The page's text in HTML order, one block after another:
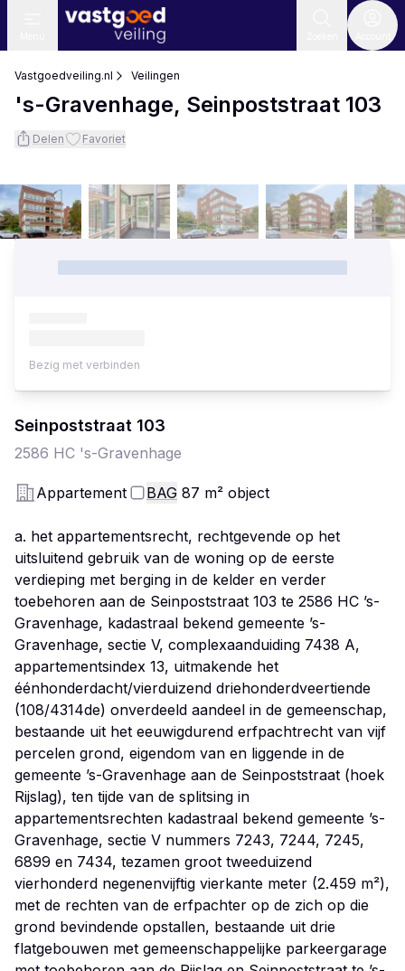
Vastgoedveiling.nl Veilingen
's-Gravenhage, Seinpoststraat 103
Delen Favoriet
Seinpoststraat 103
2586 HC 's-Gravenhage
Appartement BAG 87 m² object
a. het appartementsrecht, rechtgevende op het
uitsluitend gebruik van de woning op de eerste
verdieping met berging in de kelder en verder
toebehoren aan de Seinpoststraat 103 te 2586 HC ’s-
Gravenhage, kadastraal bekend gemeente ’s-
Gravenhage, sectie V, complexaanduiding 7438 A,
appartementsindex 13, uitmakende het
éénhonderdacht/vierduizend driehonderdveertiende
(108/4314de) onverdeeld aandeel in de gemeenschap,
bestaande uit het eeuwigdurend erfpachtrecht van vijf
percelen grond, eigendom van en liggende in de
gemeente ’s-Gravenhage aan de Seinpoststraat (hoek
Rijslag), ten tijde van de splitsing in
appartementsrechten kadastraal bekend gemeente ’s-
Gravenhage, sectie V nummers 7243, 7244, 7245,
6899 en 7434, tezamen groot tweeduizend
vierhonderd negenenvijftig vierkante meter (2.459 m²),
met de rechten van de erfpachter op de zich op die
grond bevindende opstallen, bestaande uit drie
flatgebouwen met gemeenschappelijke parkeergarage
Bezig met verbinden